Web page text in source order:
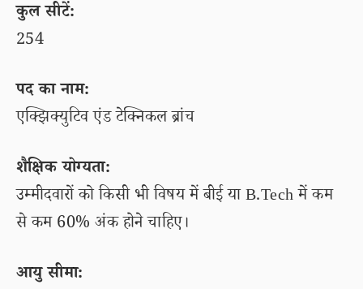
कुल सीटें:
254
पद का नाम:
एक्झिक्युटिव एंड टेक्निकल ब्रांच
शैक्षिक योग्यता:
उम्मीदवारों को किसी भी विषय में बीई या B.Tech में कम
से कम 60% अंक होने चाहिए।
आयु सीमा: